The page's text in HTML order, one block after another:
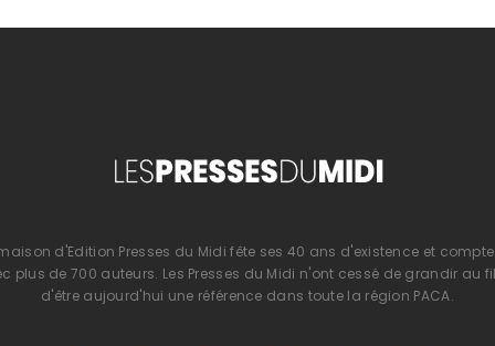
maison d'Edition Presses du Midi fête ses 40 ans d'existence et
plus de 700 auteurs. Les Presses du Midi n'ont cessé de grandir au
d'être aujourd'hui une référence dans toute la région PACA.